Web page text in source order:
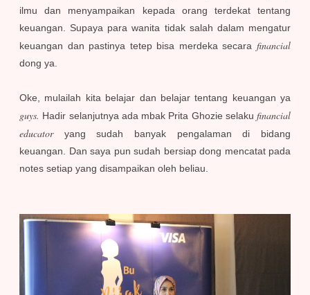
ilmu dan menyampaikan kepada orang terdekat tentang
keuangan. Supaya para wanita tidak salah dalam mengatur
keuangan dan pastinya tetep bisa merdeka secara financial
dong ya.
Oke, mulailah kita belajar dan belajar tentang keuangan ya
guys. Hadir selanjutnya ada mbak Prita Ghozie selaku financial
educator
yang sudah banyak pengalaman di bidang
keuangan. Dan saya pun sudah bersiap dong mencatat pada
notes setiap yang disampaikan oleh beliau.